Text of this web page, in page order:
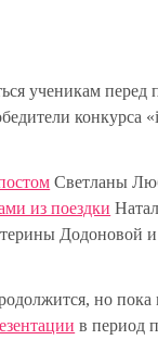
ученикам
конкурса
Светланы
из поездки
Додоновой и
но
в период